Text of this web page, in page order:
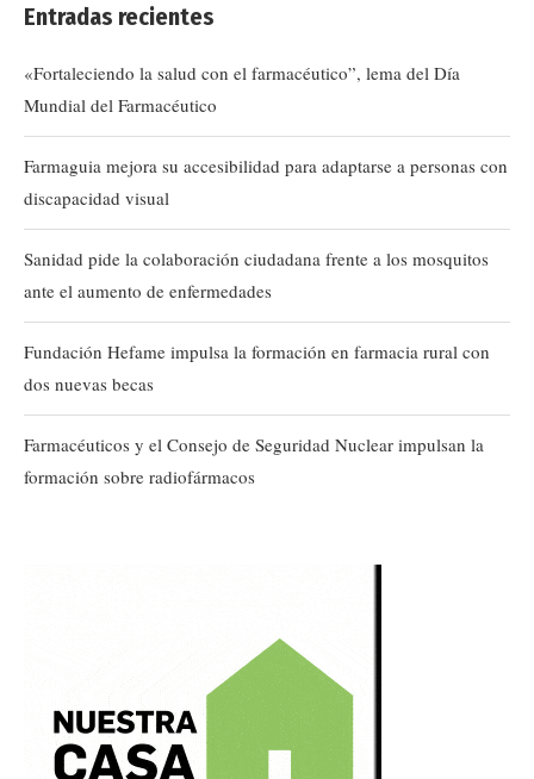
Entradas recientes
«Fortaleciendo la salud con el farmacéutico”, lema del Día
Mundial del Farmacéutico
Farmaguia mejora su accesibilidad para adaptarse a personas con
discapacidad visual
Sanidad pide la colaboración ciudadana frente a los mosquitos
ante el aumento de enfermedades
Fundación Hefame impulsa la formación en farmacia rural con
dos nuevas becas
Farmacéuticos y el Consejo de Seguridad Nuclear impulsan la
formación sobre radiofármacos